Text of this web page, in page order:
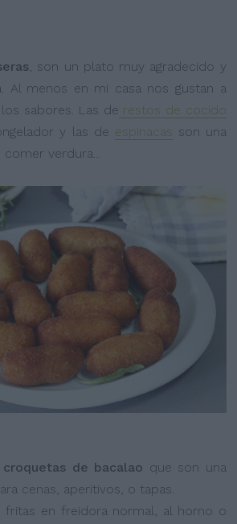
, son un plato muy agradecido y
Al menos en mi casa nos gustan a
sabores. Las de restos de cocido
y las de espinacas son una
verdura...
croquetas de bacalao que son una
cenas, aperitivos, o tapas.
fritas en freidora normal, al horno o